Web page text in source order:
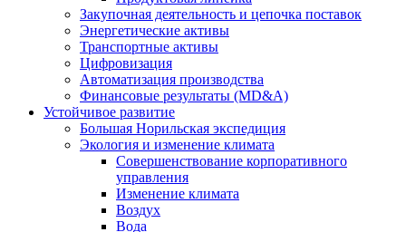
Закупочная деятельность и цепочка поставок
Энергетические активы
Транспортные активы
Цифровизация
Автоматизация производства
Финансовые результаты (MD&A)
Устойчивое развитие
Большая Норильская экспедиция
Экология и изменение климата
Совершенствование корпоративного
управления
Изменение климата
Воздух
Вода